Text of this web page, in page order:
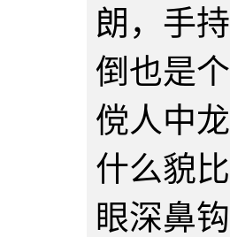
朗，手
倒也是
傥人中
什么貌
眼深鼻